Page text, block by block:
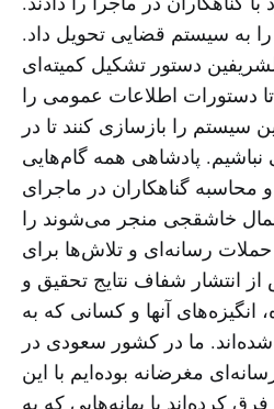
را به سیستم قضایی تحویل داد.
دستور تشکیل کمیته‌ای
تا دستورات اطلاعات عمومی را
سیستم را بازسازی کنند تا در
نباشیم. پادشاهی همه گام‌هایی
محاسبه گناهکاران در ماجرای
خاشقجی منجر می‌شوند را
رسانه‌ای و تلاش‌ها برای
انتشار شفاف نتایج تحقیق و
انگیزه‌های آنها و کسانی که به
شده‌اند. ما در کشور سعودی در
مغرضانه بوده‌ایم با این
کرده‌اند یا بهانه‌هایی که به